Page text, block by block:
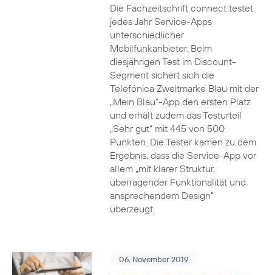
Die Fachzeitschrift connect testet
jedes Jahr Service-Apps
unterschiedlicher
Mobilfunkanbieter. Beim
diesjährigen Test im Discount-
Segment sichert sich die
Telefónica Zweitmarke Blau mit der
„Mein Blau“-App den ersten Platz
und erhält zudem das Testurteil
„Sehr gut“ mit 445 von 500
Punkten. Die Tester kamen zu dem
Ergebnis, dass die Service-App vor
allem „mit klarer Struktur,
überragender Funktionalität und
ansprechendem Design“
überzeugt.
06. November 2019